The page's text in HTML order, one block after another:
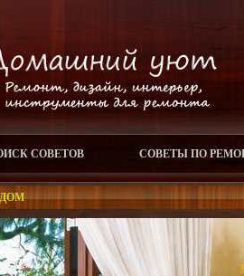
СОВЕТОВ СОВЕТЫ ПО